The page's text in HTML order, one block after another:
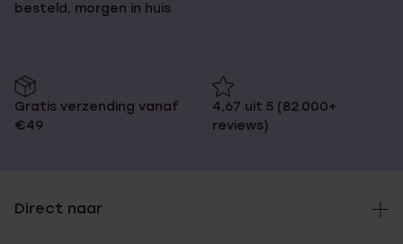
besteld, morgen in huis
Gratis verzending vanaf
€49
4,67 uit 5 (82.000+
reviews)
Direct naar